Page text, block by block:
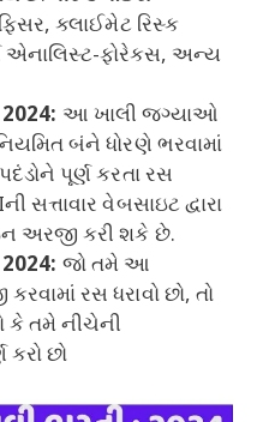
ક્લાઈમેટ રિસ્ક
એનાલિસ્ટ-ફોરેક્સ, અન્ય
આ ખાલી જગ્યાઓ
બંને ધોરણે ભરવામાં
પૂર્ણ કરતા રસ
સત્તાવાર વેબસાઇટ દ્વારા
અરજી કરી શકે છે.
જો તમે આ
રસ ધરાવો છો, તો
કે તમે નીચેની
છો